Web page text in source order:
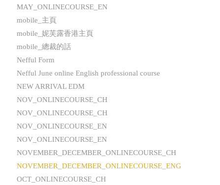
MAY_ONLINECOURSE_EN
mobile_主頁
mobile_妮芙露香港主頁
mobile_總裁的話
Nefful Form
Nefful June online English professional course
NEW ARRIVAL EDM
NOV_ONLINECOURSE_CH
NOV_ONLINECOURSE_CH
NOV_ONLINECOURSE_EN
NOV_ONLINECOURSE_EN
NOVEMBER_DECEMBER_ONLINECOURSE_CH
NOVEMBER_DECEMBER_ONLINECOURSE_ENG
OCT_ONLINECOURSE_CH